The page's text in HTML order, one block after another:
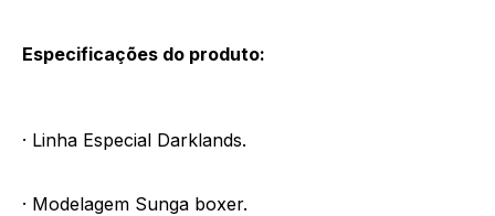
Especificações do produto:
· Linha Especial Darklands.
· Modelagem Sunga boxer.